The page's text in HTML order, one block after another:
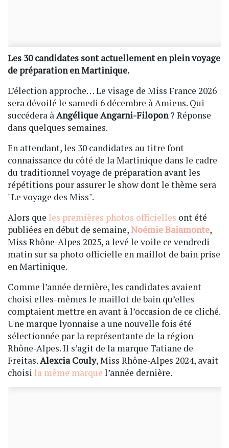
Les 30 candidates sont actuellement en plein voyage
de préparation en Martinique.
L’élection approche… Le visage de Miss France 2026
sera dévoilé le samedi 6 décembre à Amiens. Qui
succédera àAngélique Angarni-Filopon? Réponse
dans quelques semaines.
En attendant, les 30 candidates au titre font
connaissance du côté de la Martinique dans le cadre
du traditionnel voyage de préparation avant les
répétitions pour assurer le show dont le thème sera
"Le voyage des Miss".
Alors que les premières photos officielles ont été
publiées en début de semaine,Noémie Baiamonte,
Miss Rhône-Alpes 2025, a levé le voile ce vendredi
matin sur sa photo officielle en maillot de bain prise
en Martinique.
Comme l’année dernière, les candidates avaient
choisi elles-mêmes le maillot de bain qu’elles
comptaient mettre en avant à l’occasion de ce cliché.
Une marque lyonnaise a une nouvelle fois été
sélectionnée par la représentante de la région
Rhône-Alpes. Il s’agit de la marque Tatiane de
Freitas.Alexcia Couly, Miss Rhône-Alpes 2024, avait
choisi la même marque l’année dernière.